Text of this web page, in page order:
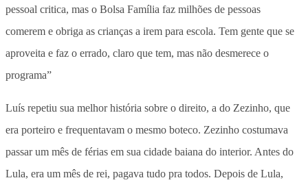
pessoal critica, mas o Bolsa Família faz milhões de pessoas
comerem e obriga as crianças a irem para escola. Tem gente que se
aproveita e faz o errado, claro que tem, mas não desmerece o
programa”
Luís repetiu sua melhor história sobre o direito, a do Zezinho, que
era porteiro e frequentavam o mesmo boteco. Zezinho costumava
passar um mês de férias em sua cidade baiana do interior. Antes do
Lula, era um mês de rei, pagava tudo pra todos. Depois de Lula,